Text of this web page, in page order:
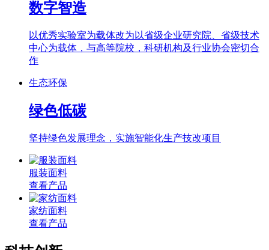
数字智造
以优秀实验室为载体改为以省级企业研究院、省级技术
中心为载体，与高等院校，科研机构及行业协会密切合
作
生态环保
绿色低碳
坚持绿色发展理念，实施智能化生产技改项目
服装面料
查看产品
家纺面料
查看产品